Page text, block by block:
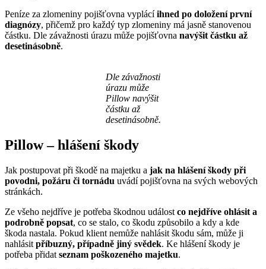
Peníze za zlomeniny pojišťovna vyplácíihned po doložení první
diagnózy, přičemž pro každý typ zlomeniny má jasně stanovenou
částku. Dle závažnosti úrazu může pojišťovna navýšit částku až
desetinásobně.
Dle závažnosti
úrazu může
Pillow navýšit
částku až
desetinásobně.
Pillow – hlášení škody
Jak postupovat při škodě na majetku a jak na hlášení škody při
povodni, požáru či tornádu uvádí pojišťovna na svých webových
stránkách.
Ze všeho nejdříve je potřeba škodnou událost co nejdříve ohlásit a
podrobně popsat, co se stalo, co škodu způsobilo a kdy a kde
škoda nastala. Pokud klient nemůže nahlásit škodu sám, může ji
nahlásit příbuzný, případně jiný svědek. Ke hlášení škody je
potřeba přidat seznam poškozeného majetku.